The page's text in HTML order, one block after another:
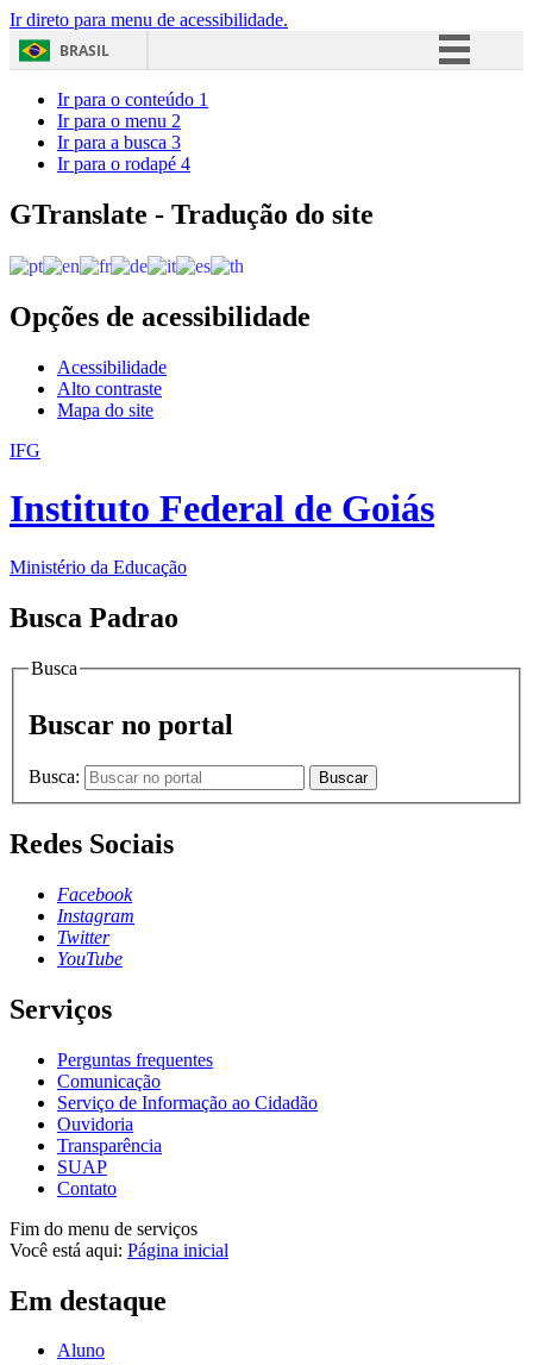
Ir direto para menu de acessibilidade.
BRASIL
Acesso à informação
Ir para o conteúdo 1
Ir para o menu 2
Ir para a busca 3
Ir para o rodapé 4
GTranslate - Tradução do site
Opções de acessibilidade
Acessibilidade
Alto contraste
Mapa do site
IFG
Instituto Federal de Goiás
Ministério da Educação
Busca Padrao
Busca
Buscar no portal
Busca: Buscar
Redes Sociais
Facebook
Instagram
Twitter
YouTube
Serviços
Perguntas frequentes
Comunicação
Serviço de Informação ao Cidadão
Ouvidoria
Transparência
SUAP
Contato
Fim do menu de serviços
Você está aqui: Página inicial
Em destaque
Aluno